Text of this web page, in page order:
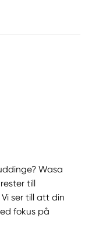
Wasa
till
ser till att din
fokus på